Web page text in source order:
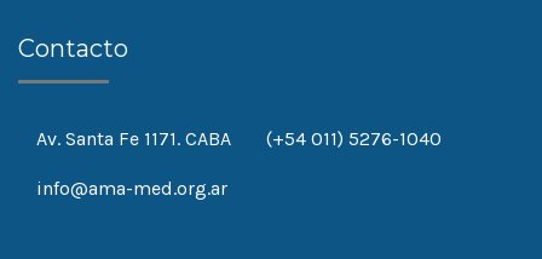
Contacto
Av. Santa Fe 1171. CABA (+54 011) 5276-1040
info@ama-med.org.ar